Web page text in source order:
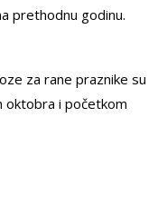
prethodnu godinu.
za rane praznike su
oktobra i početkom